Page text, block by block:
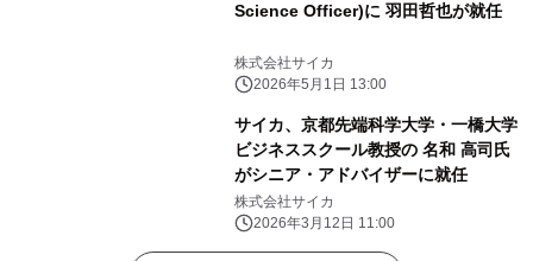
Science Officer)に 羽田哲也が就任
株式会社サイカ
2026年5月1日 13:00
サイカ、京都先端科学大学・一橋大学
ビジネススクール教授の 名和 高司氏
がシニア・アドバイザーに就任
株式会社サイカ
2026年3月12日 11:00